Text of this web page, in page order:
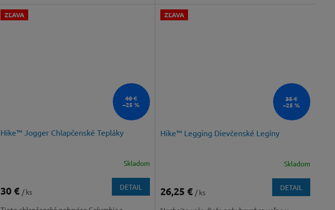
ZĽAVA
40 €
–25 %
Hike™ Jogger Chlapčenské Tepláky
Skladom
30 € / ks
DETAIL
ZĽAVA
35 €
–25 %
Hike™ Legging Dievčenské Legíny
Skladom
26,25 € / ks
DETAIL